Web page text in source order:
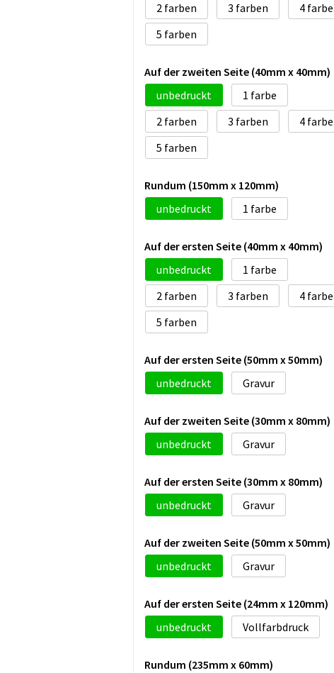
2
3
4
5
Auf der zweiten Seite (40mm x 40mm)
unbedruckt
1
2
3
4
5
Rundum (150mm x 120mm)
unbedruckt
1
Auf der ersten Seite (40mm x 40mm)
unbedruckt
1
2
3
4
5
Auf der ersten Seite (50mm x 50mm)
unbedruckt
Gravur
Auf der zweiten Seite (30mm x 80mm)
unbedruckt
Gravur
Auf der ersten Seite (30mm x 80mm)
unbedruckt
Gravur
Auf der zweiten Seite (50mm x 50mm)
unbedruckt
Gravur
Auf der ersten Seite (24mm x 120mm)
unbedruckt
Vollfarbdruck
Rundum (235mm x 60mm)